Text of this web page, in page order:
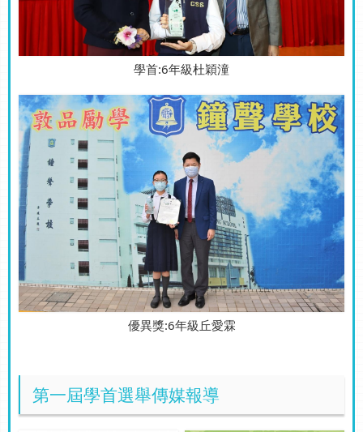
學首:6年級杜穎潼
優異獎:6年級丘愛霖
第一屆學首選舉傳媒報導